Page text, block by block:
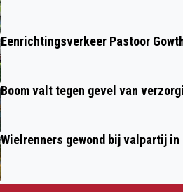
Eenrichtingsverkeer Pastoor
Boom valt tegen gevel van
Wielrenners gewond bij valpartij in